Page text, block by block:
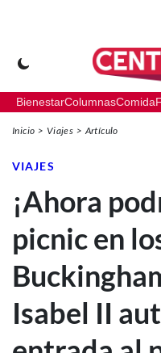
BienestarColumnasComida
Inicio Viajes Artículo
VIAJES
¡Ahora
picnic en
Isabel II